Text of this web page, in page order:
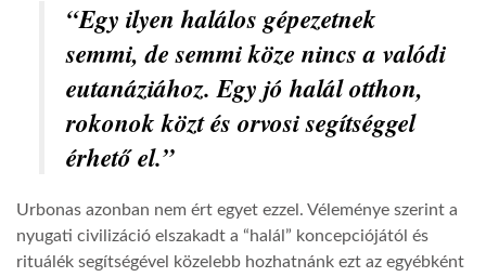
“Egy ilyen halálos gépezetnek
semmi, de semmi köze nincs a valódi
eutanáziához. Egy jó halál otthon,
rokonok közt és orvosi segítséggel
érhető el.”
Urbonas azonban nem ért egyet ezzel. Véleménye szerint a
nyugati civilizáció elszakadt a “halál” koncepciójától és
rituálék segítségével közelebb hozhatnánk ezt az egyébként